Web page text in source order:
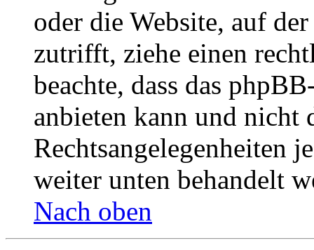
oder die Website, auf
zutrifft, ziehe einen
beachte, dass das
anbieten kann und nicht
Rechtsangelegenheiten
weiter unten behandelt
Nach oben